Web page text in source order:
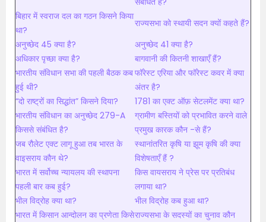
बिहार में स्वराज दल का गठन किसने किया
था?
राज्यसभा को स्थायी सदन क्यों कहते हैं?
अनुच्छेद 45 क्या है?
अनुच्छेद 41 क्या है?
अधिकार पृच्छा क्या है?
बागवानी की कितनी शाखाएँ हैं?
भारतीय संविधान सभा की पहली बैठक कब
हुई थी?
फॉरेस्ट एरिया और फॉरेस्ट कवर में क्या
अंतर है?
“दो राष्ट्रों का सिद्धांत” किसने दिया?
1781 का एक्ट ऑफ़ सेटलमेंट क्या था?
भारतीय संविधान का अनुच्छेद 279-A
किससे संबंधित है?
ग्रामीण बस्तियों को प्रभावित करने वाले
प्रमुख कारक कौन -से हैं?
जब रौलेट एक्ट लागू हुआ तब भारत के
वाइसराय कौन थे?
स्थानांतरित कृषि या झूम कृषि की क्या
विशेषताएँ हैं ?
भारत में सर्वोच्च न्यायलय की स्थापना
पहली बार कब हुई?
किस वायसराय ने प्रेस पर प्रतिबंध
लगाया था?
भील विद्रोह क्या था?
भील विद्रोह कब हुआ था?
भारत में किसान आन्दोलन का प्रणेता किसेराज्यसभा के सदस्यों का चुनाव कौन